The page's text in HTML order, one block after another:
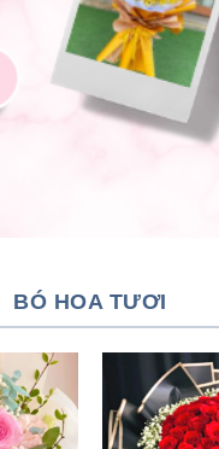
BÓ HOA TƯƠI